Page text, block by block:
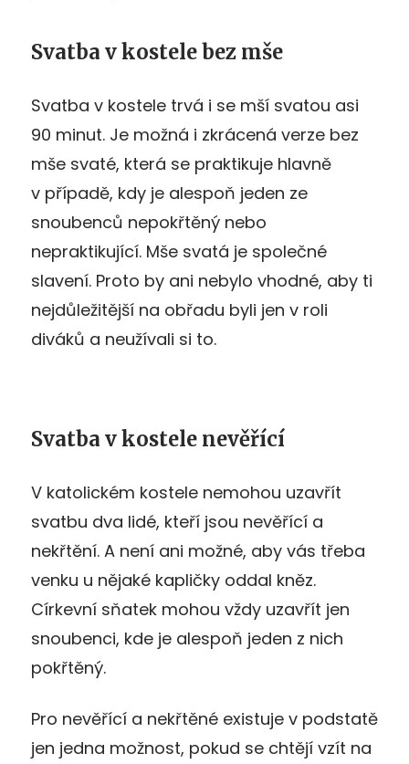
Svatba v kostele bez mše
Svatba v kostele trvá i se mší svatou asi
90 minut. Je možná i zkrácená verze bez
mše svaté, která se praktikuje hlavně
v případě, kdy je alespoň jeden ze
snoubenců nepokřtěný nebo
nepraktikující. Mše svatá je společné
slavení. Proto by ani nebylo vhodné, aby ti
nejdůležitější na obřadu byli jen v roli
diváků a neužívali si to.
Svatba v kostele nevěřící
V katolickém kostele nemohou uzavřít
svatbu dva lidé, kteří jsou nevěřící a
nekřtění. A není ani možné, aby vás třeba
venku u nějaké kapličky oddal kněz.
Církevní sňatek mohou vždy uzavřít jen
snoubenci, kde je alespoň jeden z nich
pokřtěný.
Pro nevěřící a nekřtěné existuje v podstatě
jen jedna možnost, pokud se chtějí vzít na